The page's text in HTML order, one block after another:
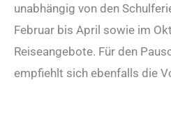
unabhängig von den
Februar bis April sowie im
Reiseangebote. Für den
empfiehlt sich ebenfalls die